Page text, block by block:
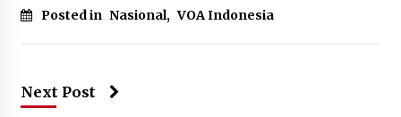
Posted in Nasional, VOA Indonesia
Next Post